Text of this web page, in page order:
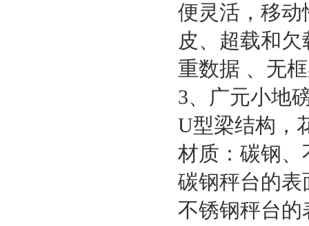
便灵活，移
皮、超载和
重数据 、无
3、广元小地
U型梁结构，
材质：碳钢
碳钢秤台的
不锈钢秤台